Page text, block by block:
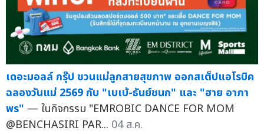
เดอะมอลล์ กรุ๊ป ชวนแม่ลูกสายสุขภาพ ออกสเต็ปแอโรบิค
ฉลองวันแม่ 2569 กับ "เบเบ้-ธันย์ชนก" และ "ฮาย อาภา
พร" — ในกิจกรรม "EMROBIC DANCE FOR MOM
@BENCHASIRI PAR... 04 ส.ค.